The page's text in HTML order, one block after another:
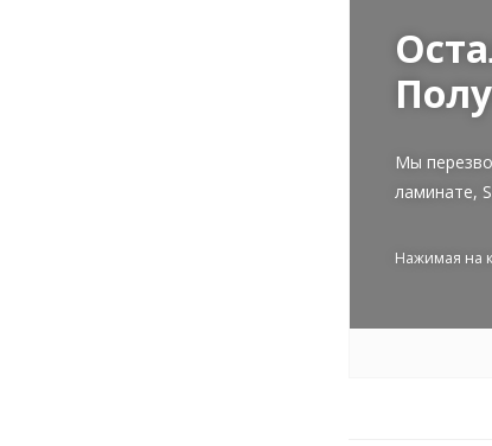
Мы
ламинате,
Нажимая на